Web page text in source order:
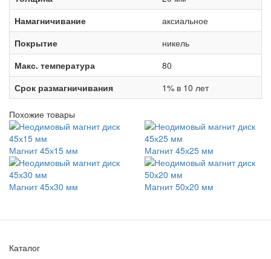
Намагничивание
аксиальное
Покрытие
никель
Макс. температура
80
Срок размагничивания
1% в 10 лет
Похожие товары
Магнит 45х15 мм Магнит 45х25 мм
Магнит 45х30 мм Магнит 50х20 мм
Каталог